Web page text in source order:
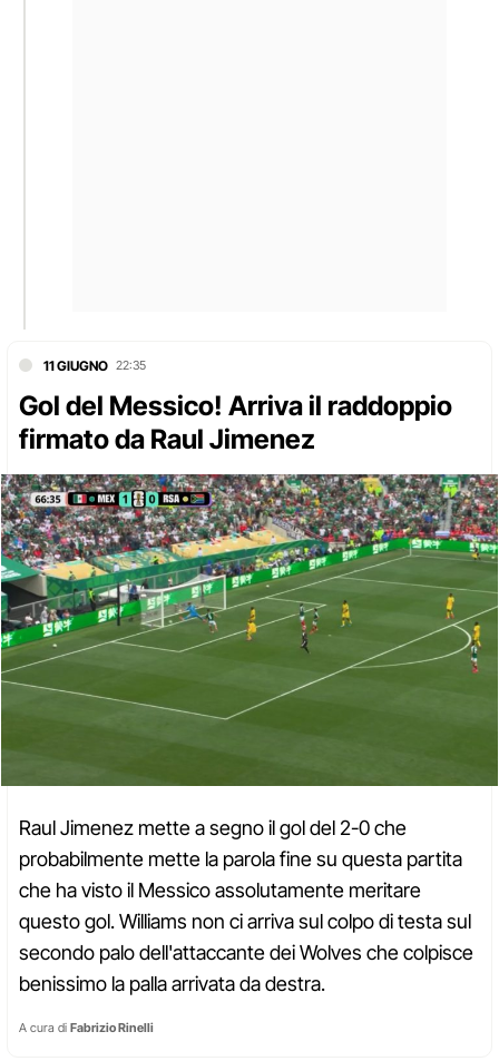
11 GIUGNO 22:35
Gol del Messico! Arriva il raddoppio
firmato da Raul Jimenez
Raul Jimenez mette a segno il gol del 2-0 che
probabilmente mette la parola fine su questa partita
che ha visto il Messico assolutamente meritare
questo gol. Williams non ci arriva sul colpo di testa sul
secondo palo dell'attaccante dei Wolves che colpisce
benissimo la palla arrivata da destra.
A cura di Fabrizio Rinelli